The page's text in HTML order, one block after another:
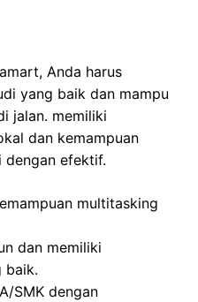
Anda harus
yang baik dan mampu
jalan. memiliki
dan kemampuan
dengan efektif.
multitasking
dan memiliki
baik.
SMK dengan